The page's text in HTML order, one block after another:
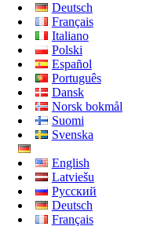
Deutsch
Français
Italiano
Polski
Español
Português
Dansk
Norsk bokmål
Suomi
Svenska
English
Latviešu
Русский
Deutsch
Français